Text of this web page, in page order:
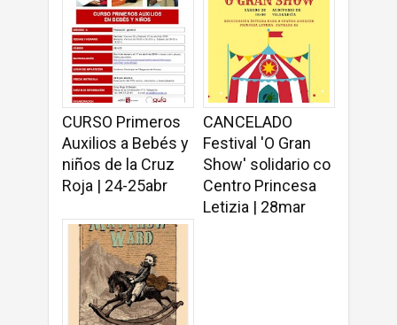
CURSO Primeros
Auxilios a Bebés y
niños de la Cruz
Roja | 24-25abr
CANCELADO
Festival 'O Gran
Show' solidario co
Centro Princesa
Letizia | 28mar